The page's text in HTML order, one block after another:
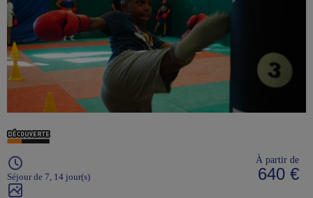
Séjour de 7, 14 jour(s)
À partir de
640 €